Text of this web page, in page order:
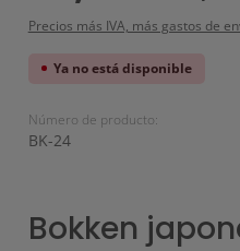
Precios más IVA, más gastos de
Ya no está disponible
Número de producto:
BK-24
Bokken